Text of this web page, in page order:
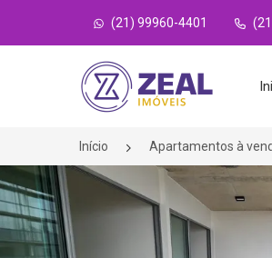
(21) 99960-4401
Página inicial
Início Apartamentos à